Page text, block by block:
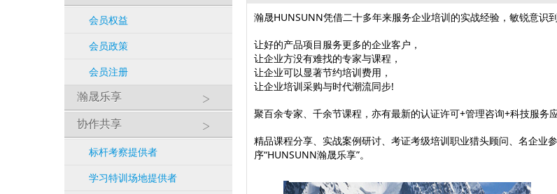
会员权益
会员政策
会员注册
瀚晟乐享
协作共享
标杆考察提供者
学习特训场地提供者
瀚晟HUNSUNN凭借二十多年来服务企业培训的实战经验，敏锐意识
让好的产品项目服务更多的企业客户，
让企业方没有难找的专家与课程，
让企业可以显著节约培训费用，
让企业培训采购与时代潮流同步!
聚百余专家、千余节课程，亦有最新的认证许可+管理咨询+科技服务
精品课程分享、实战案例研讨、考证考级培训职业猎头顾问、名企业
序“HUNSUNN瀚晟乐享”。